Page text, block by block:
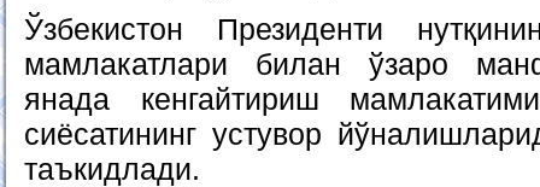
Ўзбекистон Президенти
мамлакатлари билан ўзаро
янада кенгайтириш
сиёсатининг устувор
таъкидлади.